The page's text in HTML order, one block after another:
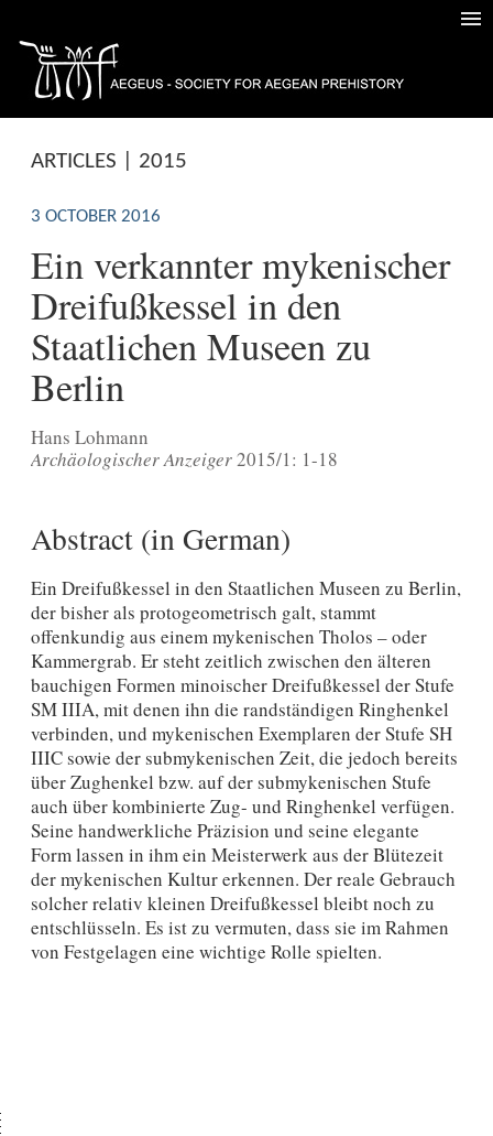
ARTICLES | 2015
3 OCTOBER 2016
Ein verkannter mykenischer
Dreifußkessel in den
Staatlichen Museen zu
Berlin
Hans Lohmann
Archäologischer Anzeiger2015/1: 1-18
Abstract (in German)
Ein Dreifußkessel in den Staatlichen Museen zu Berlin,
der bisher als protogeometrisch galt, stammt
offenkundig aus einem mykenischen Tholos – oder
Kammergrab. Er steht zeitlich zwischen den älteren
bauchigen Formen minoischer Dreifußkessel der Stufe
SM IIIA, mit denen ihn die randständigen Ringhenkel
verbinden, und mykenischen Exemplaren der Stufe SH
IIIC sowie der submykenischen Zeit, die jedoch bereits
über Zughenkel bzw. auf der submykenischen Stufe
auch über kombinierte Zug- und Ringhenkel verfügen.
Seine handwerkliche Präzision und seine elegante
Form lassen in ihm ein Meisterwerk aus der Blütezeit
der mykenischen Kultur erkennen. Der reale Gebrauch
solcher relativ kleinen Dreifußkessel bleibt noch zu
entschlüsseln. Es ist zu vermuten, dass sie im Rahmen
von Festgelagen eine wichtige Rolle spielten.